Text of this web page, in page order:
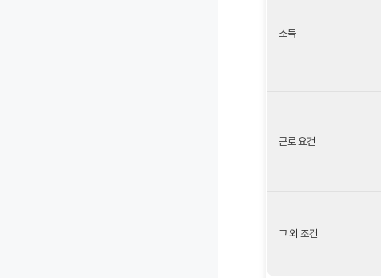
소득
근로 요건
그 외 조건